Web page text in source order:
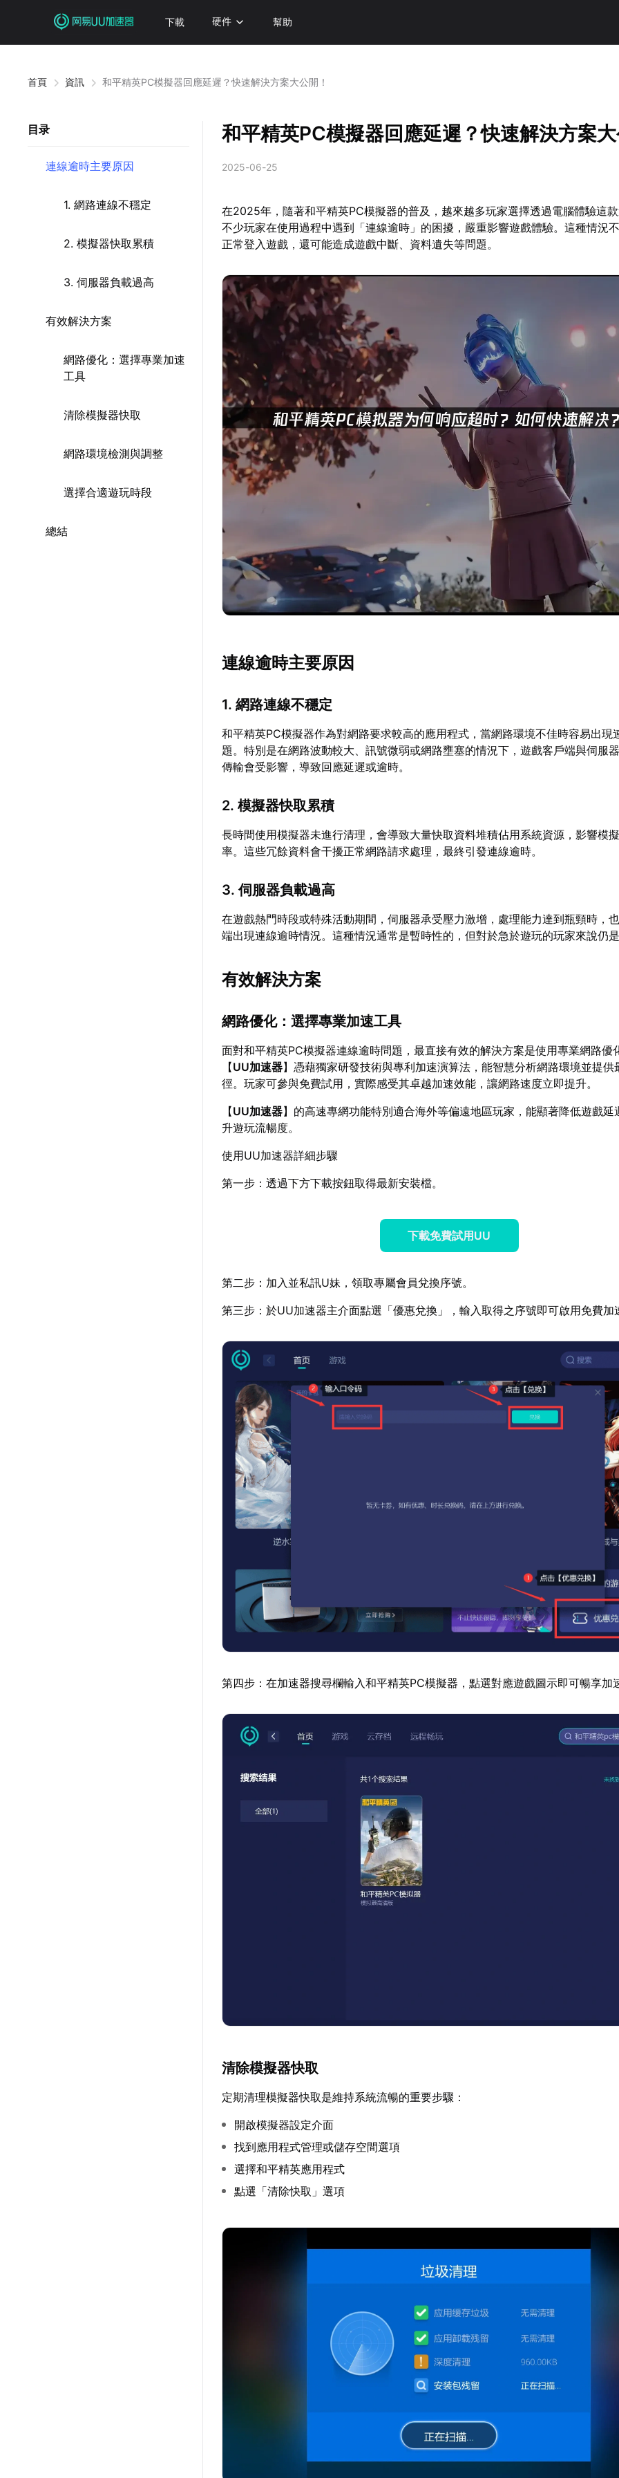
下載 硬件 幫助
首頁 資訊 和平精英PC模擬器回應延遲？快速解決方案大公開！
目录
連線逾時主要原因
1. 網路連線不穩定
2. 模擬器快取累積
3. 伺服器負載過高
有效解決方案
網路優化：選擇專業加速
工具
清除模擬器快取
網路環境檢測與調整
選擇合適遊玩時段
總結
和平精英PC模擬器回應延遲？快速解決方案
2025-06-25
在2025年，隨著和平精英PC模擬器的普及，越來越多玩家選擇透過電腦體驗這
不少玩家在使用過程中遇到「連線逾時」的困擾，嚴重影響遊戲體驗。這種情況
正常登入遊戲，還可能造成遊戲中斷、資料遺失等問題。
連線逾時主要原因
1. 網路連線不穩定
和平精英PC模擬器作為對網路要求較高的應用程式，當網路環境不佳時容易出現
題。特別是在網路波動較大、訊號微弱或網路壅塞的情況下，遊戲客戶端與伺服
傳輸會受影響，導致回應延遲或逾時。
2. 模擬器快取累積
長時間使用模擬器未進行清理，會導致大量快取資料堆積佔用系統資源，影響模
率。這些冗餘資料會干擾正常網路請求處理，最終引發連線逾時。
3. 伺服器負載過高
在遊戲熱門時段或特殊活動期間，伺服器承受壓力激增，處理能力達到瓶頸時，
端出現連線逾時情況。這種情況通常是暫時性的，但對於急於遊玩的玩家來說仍
有效解決方案
網路優化：選擇專業加速工具
面對和平精英PC模擬器連線逾時問題，最直接有效的解決方案是使用專業網路優
【UU加速器】憑藉獨家研發技術與專利加速演算法，能智慧分析網路環境並提供
徑。玩家可參與免費試用，實際感受其卓越加速效能，讓網路速度立即提升。
【UU加速器】的高速專網功能特別適合海外等偏遠地區玩家，能顯著降低遊戲延
升遊玩流暢度。
使用UU加速器詳細步驟
第一步：透過下方下載按鈕取得最新安裝檔。
下載免費試用UU
第二步：加入並私訊U妹，領取專屬會員兌換序號。
第三步：於UU加速器主介面點選「優惠兌換」，輸入取得之序號即可啟用免費加
第四步：在加速器搜尋欄輸入和平精英PC模擬器，點選對應遊戲圖示即可暢享加
清除模擬器快取
定期清理模擬器快取是維持系統流暢的重要步驟：
開啟模擬器設定介面
找到應用程式管理或儲存空間選項
選擇和平精英應用程式
點選「清除快取」選項